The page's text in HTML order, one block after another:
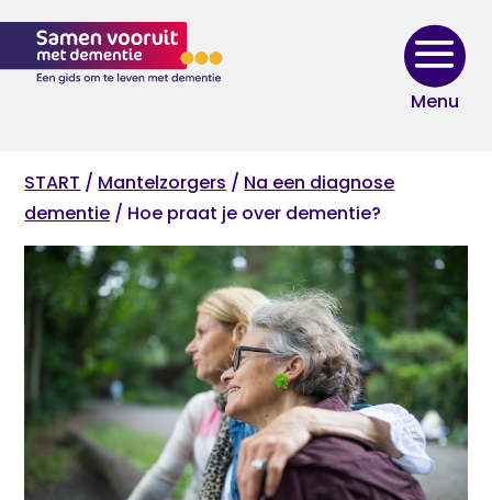
content
START / Mantelzorgers / Na een diagnose
dementie / Hoe praat je over dementie?